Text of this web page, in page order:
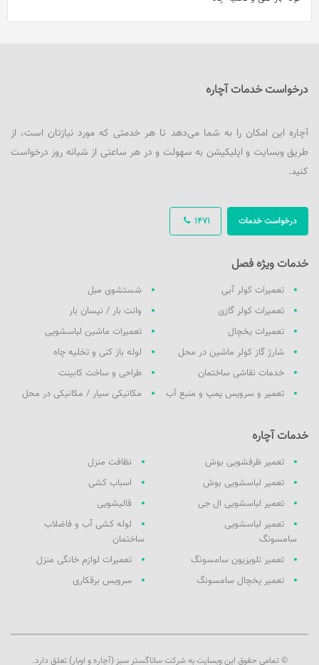
درخواست خدمات آچاره
آچاره این امکان را به شما می‌دهد تا هر خدمتی که مورد نیازتان است، از
طریق وبسایت و اپلیکیشن به سهولت و در هر ساعتی از شبانه روز درخواست
کنید.
1471 درخواست خدمات
خدمات ویژه فصل
تعمیرات کولر آبی
تعمیرات کولر گازی
تعمیرات یخچال
شارژ گاز کولر ماشین در محل
خدمات نقاشی ساختمان
تعمیر و سرویس پمپ و منبع آب
شستشوی مبل
وانت بار / نیسان بار
تعمیرات ماشین لباسشویی
لوله باز کنی و تخلیه چاه
طراحی و ساخت کابینت
مکانیکی سیار / مکانیکی در محل
خدمات آچاره
تعمیر ظرفشویی بوش
تعمیر لباسشویی بوش
تعمیر لباسشویی ال جی
تعمیر لباسشویی
سامسونگ
تعمیر تلویزیون سامسونگ
تعمیر یخچال سامسونگ
نظافت منزل
اسباب کشی
قالیشویی
لوله کشی آب و فاضلاب
ساختمان
تعمیرات لوازم خانگی منزل
سرویس برقکاری
© تمامی حقوق این وبسایت به شرکت ساناگستر سبز (آچاره و اوبار) تعلق دارد.